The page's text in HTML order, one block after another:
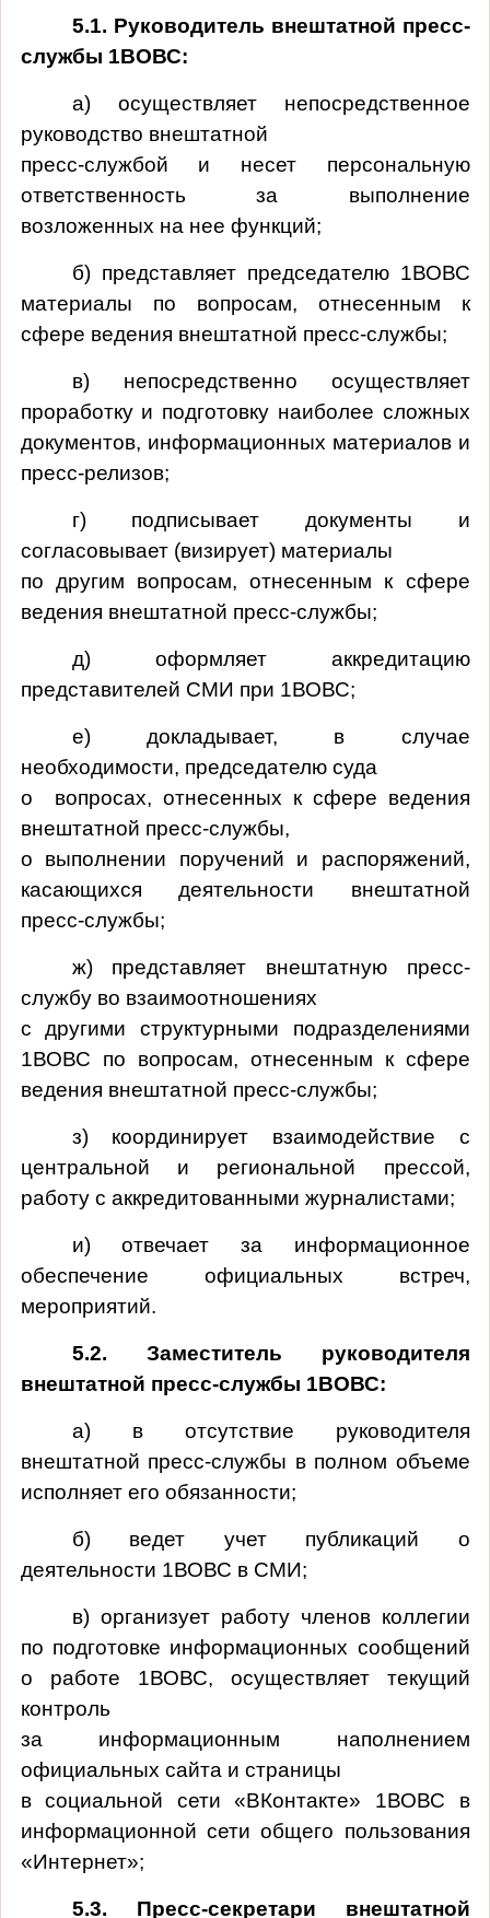
5.1. Руководитель внештатной пресс-
службы 1ВОВС:
а) осуществляет непосредственное
руководство внештатной
пресс-службой и несет персональную
ответственность за выполнение
возложенных на нее функций;
б) представляет председателю 1ВОВС
материалы по вопросам, отнесенным к
сфере ведения внештатной пресс-службы;
в) непосредственно осуществляет
проработку и подготовку наиболее сложных
документов, информационных материалов и
пресс-релизов;
г) подписывает документы и
согласовывает (визирует) материалы
по другим вопросам, отнесенным к сфере
ведения внештатной пресс-службы;
д) оформляет аккредитацию
представителей СМИ при 1ВОВС;
е) докладывает, в случае
необходимости, председателю суда
о вопросах, отнесенных к сфере ведения
внештатной пресс-службы,
о выполнении поручений и распоряжений,
касающихся деятельности внештатной
пресс-службы;
ж) представляет внештатную пресс-
службу во взаимоотношениях
с другими структурными подразделениями
1ВОВС по вопросам, отнесенным к сфере
ведения внештатной пресс-службы;
з) координирует взаимодействие с
центральной и региональной прессой,
работу с аккредитованными журналистами;
и) отвечает за информационное
обеспечение официальных встреч,
мероприятий.
5.2. Заместитель руководителя
внештатной пресс-службы 1ВОВС:
а) в отсутствие руководителя
внештатной пресс-службы в полном объеме
исполняет его обязанности;
б) ведет учет публикаций о
деятельности 1ВОВС в СМИ;
в) организует работу членов коллегии
по подготовке информационных сообщений
о работе 1ВОВС, осуществляет текущий
контроль
за информационным наполнением
официальных сайта и страницы
в социальной сети «ВКонтакте» 1ВОВС в
информационной сети общего пользования
«Интернет»;
5.3. Пресс-секретари внештатной